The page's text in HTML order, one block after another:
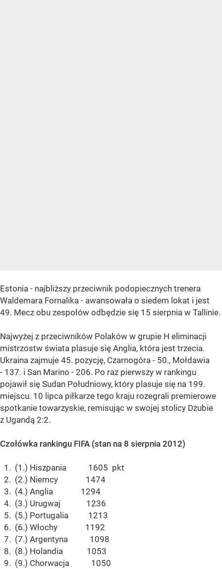
Estonia - najbliższy przeciwnik podopiecznych trenera
Waldemara Fornalika - awansowała o siedem lokat i jest
49. Mecz obu zespołów odbędzie się 15 sierpnia w Tallinie.
Najwyżej z przeciwników Polaków w grupie H eliminacji
mistrzostw świata plasuje się Anglia, która jest trzecia.
Ukraina zajmuje 45. pozycję, Czarnogóra - 50., Mołdawia
- 137. i San Marino - 206. Po raz pierwszy w rankingu
pojawił się Sudan Południowy, który plasuje się na 199.
miejscu. 10 lipca piłkarze tego kraju rozegrali premierowe
spotkanie towarzyskie, remisując w swojej stolicy Dżubie
z Ugandą 2:2.
Czołówka rankingu FIFA (stan na 8 sierpnia 2012)
1. (1.) Hiszpania 1605 pkt
2. (2.) Niemcy 1474
3. (4.) Anglia 1294
4. (3.) Urugwaj 1236
5. (5.) Portugalia 1213
6. (6.) Włochy 1192
7. (7.) Argentyna 1098
8. (8.) Holandia 1053
9. (9.) Chorwacja 1050